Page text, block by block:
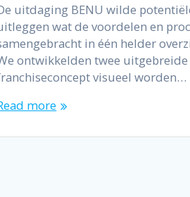
uitdaging BENU wilde
wat de voordelen en
in één helder
ontwikkelden twee
visueel worden…
more